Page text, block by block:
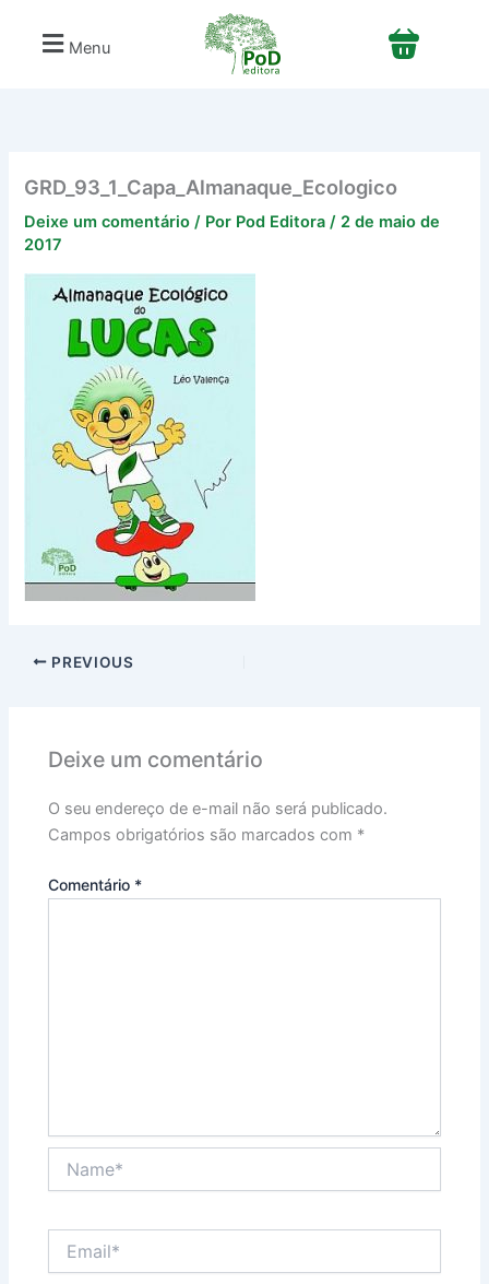
Menu
GRD_93_1_Capa_Almanaque_Ecologico
Deixe um comentário / Por Pod Editora/ 2 de maio de
2017
PREVIOUS
Deixe um comentário
O seu endereço de e-mail não será publicado.
Campos obrigatórios são marcados com *
Comentário *